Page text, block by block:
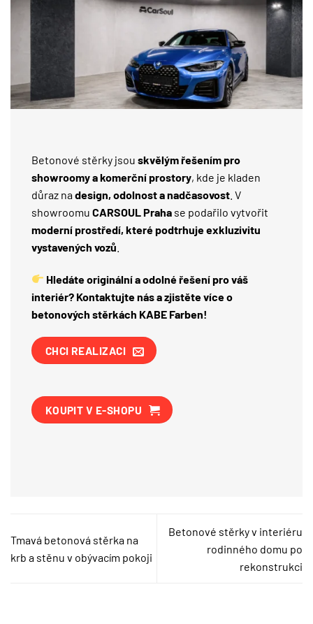
Betonové stěrky jsou skvělým řešením pro
showroomy a komerční prostory, kde je kladen
důraz nadesign, odolnost a nadčasovost . V
showroomu CARSOUL Praha se podařilo vytvořit
moderní prostředí, které podtrhuje exkluzivitu
vystavených vozů
Hledáte originální a odolné řešení pro váš
interiér? Kontaktujte nás a zjistěte více o
betonových stěrkách KABE Farben!
CHCI REALIZACI
KOUPIT V E-SHOPU
Tmavá betonová stěrka na
krb a stěnu v obývacím pokoji
Betonové stěrky v interiéru
rodinného domu po
rekonstrukci